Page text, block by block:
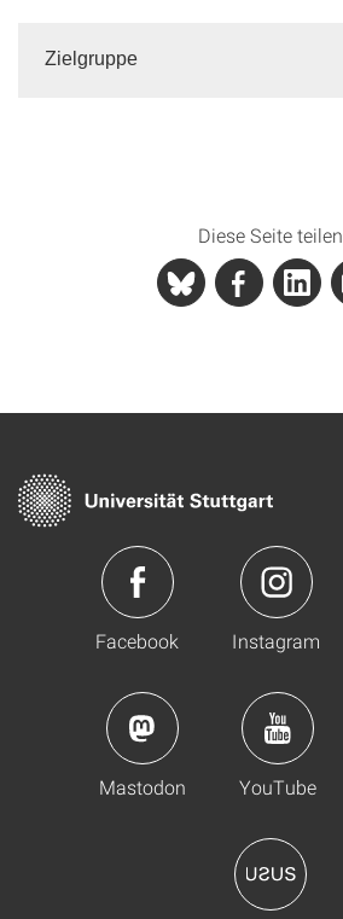
Zielgruppe
Diese Seite teilen
Facebook Instagram
Mastodon YouTube